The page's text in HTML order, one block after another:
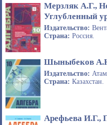
Мерзляк А.Г.,
Углубленный
Издательство:
Страна: Россия.
Шыныбеков
Издательство:
Страна: Казахстан.
Арефьева И.Г.,